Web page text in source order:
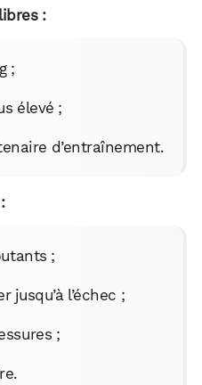
:
;
élevé ;
d’entraînement.
;
jusqu’à l’échec ;
;
X